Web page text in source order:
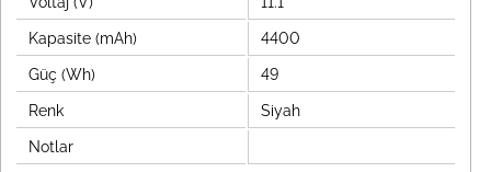
Kapasite (mAh) 4400
Güç (Wh) 49
Renk Siyah
Notlar